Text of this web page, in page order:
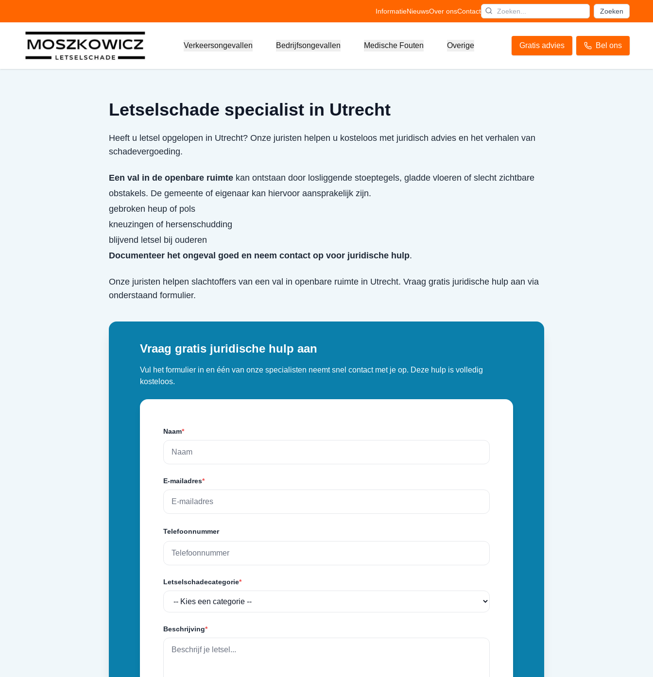
InformatieNieuwsOver onsContact Zoeken
Verkeersongevallen Bedrijfsongevallen Medische Fouten Overige Gratis advies Bel ons
Letselschade specialist in Utrecht
Heeft u letsel opgelopen in Utrecht? Onze juristen helpen u kosteloos met juridisch advies en het verhalen van
schadevergoeding.
Een val in de openbare ruimte kan ontstaan door losliggende stoeptegels, gladde vloeren of slecht zichtbare
obstakels. De gemeente of eigenaar kan hiervoor aansprakelijk zijn.
gebroken heup of pols
kneuzingen of hersenschudding
blijvend letsel bij ouderen
Documenteer het ongeval goed en neem contact op voor juridische hulp.
Onze juristen helpen slachtoffers van een val in openbare ruimte in Utrecht. Vraag gratis juridische hulp aan via
onderstaand formulier.
Vraag gratis juridische hulp aan
Vul het formulier in en één van onze specialisten neemt snel contact met je op. Deze hulp is volledig
kosteloos.
Naam*
E-mailadres*
Telefoonnummer
Letselschadecategorie*
Beschrijving*